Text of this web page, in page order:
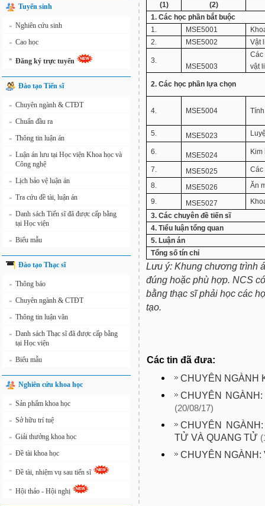
Tuyển sinh
» Nghiên cứu sinh
» Cao học
» Đăng ký trực tuyến
Đào tạo Tiến sĩ
» Chuyên ngành & CTĐT
» Chuẩn đầu ra
» Thông tin luận án
» Luận án lưu tại Học viện Khoa học và
Công nghệ
» Lịch bảo vệ luận án
» Tra cứu đề tài, luận án
» Danh sách Tiến sĩ đã được cấp bằng
tại Học viện
» Biểu mẫu
Đào tạo Thạc sĩ
» Thông báo
» Chuyên ngành & CTĐT
» Thông tin luận văn
» Danh sách Thạc sĩ đã được cấp bằng
tại Học viện
» Biểu mẫu
Nghiên cứu khoa học
» Sản phẩm khoa học
» Sở hữu trí tuệ
» Giải thưởng khoa học
» Đề tài khoa học
» Đề tài, nhiệm vụ sau tiến sĩ
» Hội thảo - Hội nghị
(1)
(2)
1. Các học phần bắt buộc
1.
MSE5001
2.
MSE5002 Vật
3.
MSE5003
vật
2. Các học phần lựa chọn
4. MSE5004
5. MSE5023
6. MSE5024
7. MSE5025
Các
8.
MSE5026
Ăn
9.
MSE5027
3. Các chuyên đề tiến sĩ
4. Tiểu luận tổng quan
5. Luận án
Tổng số tín chỉ
Lưu ý: Khung chương trình
đúng hoặc phù hợp. NCS
bằng thạc sĩ phải học các
tạo.
Các tin đã đưa:
CHUYÊN NGÀNH
CHUYÊN
(20/08/17)
CHUYÊN
TỬ VÀ QUANG TỬ
CHUYÊN